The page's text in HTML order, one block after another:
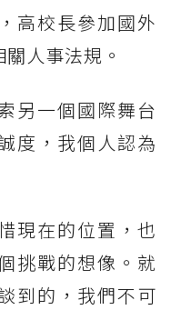
高校長參加國外
人事法規。
另一個國際舞台
度，我個人認為
現在的位置，也
挑戰的想像。就
到的，我們不可